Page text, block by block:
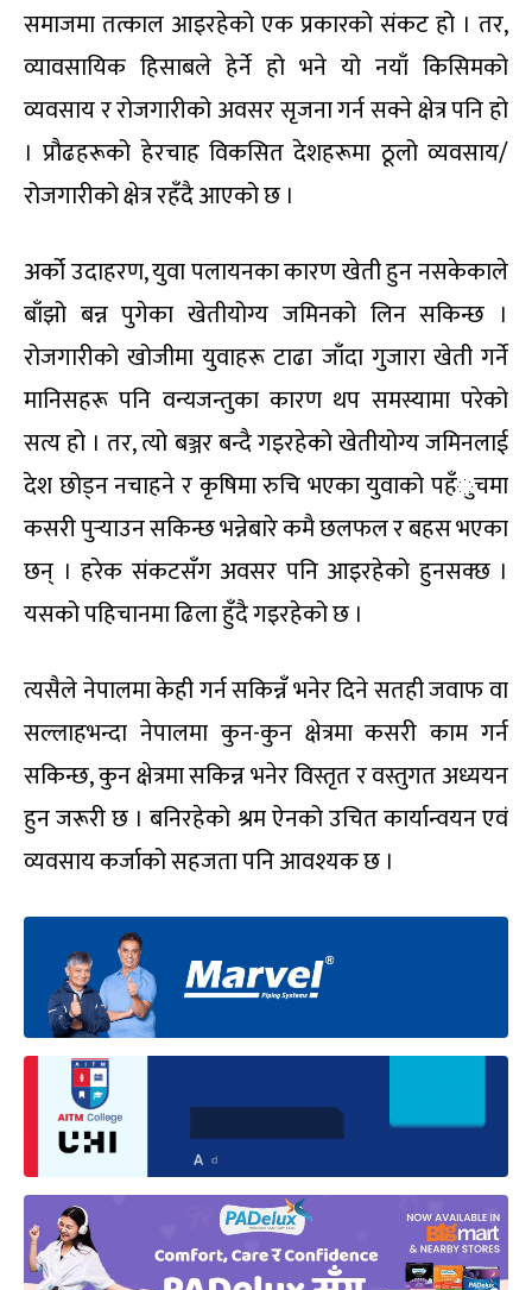
समाजमा तत्काल आइरहेको एक प्रकारको संकट हो । तर,
व्यावसायिक हिसाबले हेर्ने हो भने यो नयाँ किसिमको
व्यवसाय र रोजगारीको अवसर सृजना गर्न सक्ने क्षेत्र पनि हो
। प्रौढहरूको हेरचाह विकसित देशहरूमा ठूलो व्यवसाय/
रोजगारीको क्षेत्र रहँदै आएको छ ।
अर्को उदाहरण, युवा पलायनका कारण खेती हुन नसकेकाले
बाँझो बन्न पुगेका खेतीयोग्य जमिनको लिन सकिन्छ ।
रोजगारीको खोजीमा युवाहरू टाढा जाँदा गुजारा खेती गर्ने
मानिसहरू पनि वन्यजन्तुका कारण थप समस्यामा परेको
सत्य हो । तर, त्यो बञ्जर बन्दै गइरहेको खेतीयोग्य जमिनलाई
देश छोड्न नचाहने र कृषिमा रुचि भएका युवाको पहँुचमा
कसरी पुर्‍याउन सकिन्छ भन्नेबारे कमै छलफल र बहस भएका
छन् । हरेक संकटसँग अवसर पनि आइरहेको हुनसक्छ ।
यसको पहिचानमा ढिला हुँदै गइरहेको छ ।
त्यसैले नेपालमा केही गर्न सकिन्नँ भनेर दिने सतही जवाफ वा
सल्लाहभन्दा नेपालमा कुन-कुन क्षेत्रमा कसरी काम गर्न
सकिन्छ, कुन क्षेत्रमा सकिन्न भनेर विस्तृत र वस्तुगत अध्ययन
हुन जरूरी छ । बनिरहेको श्रम ऐनको उचित कार्यान्वयन एवं
व्यवसाय कर्जाको सहजता पनि आवश्यक छ ।